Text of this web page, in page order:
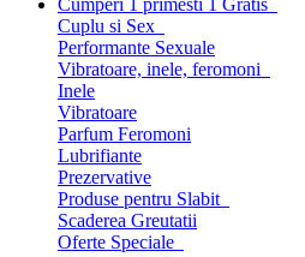
Cumperi 1 primesti 1 Gratis
Cuplu si Sex
Performante Sexuale
Vibratoare, inele, feromoni
Inele
Vibratoare
Parfum Feromoni
Lubrifiante
Prezervative
Produse pentru Slabit
Scaderea Greutatii
Oferte Speciale